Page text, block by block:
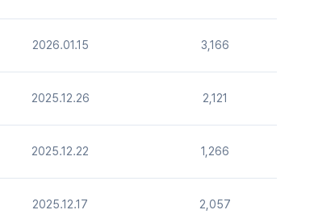
2026.01.15 3,166
2025.12.26 2,121
2025.12.22 1,266
2025.12.17 2,057